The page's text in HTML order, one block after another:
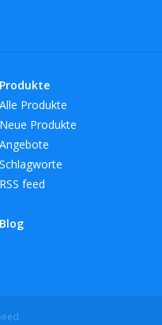
Produkte
Alle Produkte
Neue Produkte
Angebote
Schlagworte
RSS feed
Blog